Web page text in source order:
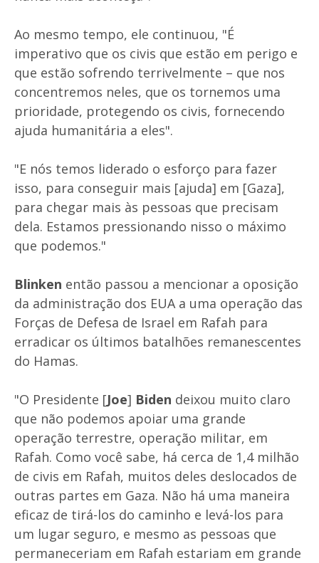
Ao mesmo tempo, ele continuou, "É
imperativo que os civis que estão em perigo e
que estão sofrendo terrivelmente – que nos
concentremos neles, que os tornemos uma
prioridade, protegendo os civis, fornecendo
ajuda humanitária a eles".
"E nós temos liderado o esforço para fazer
isso, para conseguir mais [ajuda] em [Gaza],
para chegar mais às pessoas que precisam
dela. Estamos pressionando nisso o máximo
que podemos."
Blinken então passou a mencionar a oposição
da administração dos EUA a uma operação das
Forças de Defesa de Israel em Rafah para
erradicar os últimos batalhões remanescentes
do Hamas.
"O Presidente [Joe] Biden deixou muito claro
que não podemos apoiar uma grande
operação terrestre, operação militar, em
Rafah. Como você sabe, há cerca de 1,4 milhão
de civis em Rafah, muitos deles deslocados de
outras partes em Gaza. Não há uma maneira
eficaz de tirá-los do caminho e levá-los para
um lugar seguro, e mesmo as pessoas que
permaneceriam em Rafah estariam em grande